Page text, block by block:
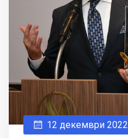
12 декември 2022